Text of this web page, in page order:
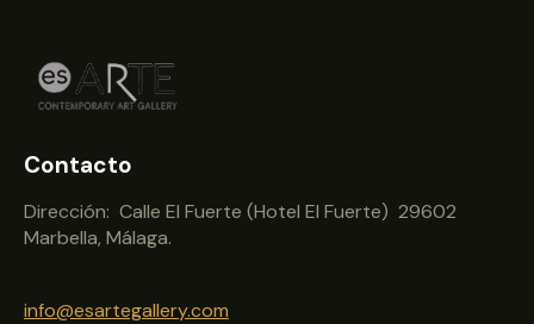
Contacto
Dirección: Calle El Fuerte (Hotel El Fuerte) 29602
Marbella, Málaga.
info@esartegallery.com